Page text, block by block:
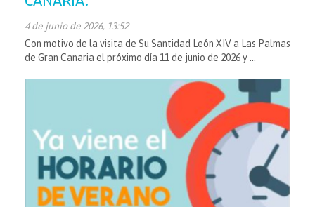
4 de junio de 2026, 13:52
Con motivo de la visita de Su Santidad León XIV a Las Palmas
de Gran Canaria el próximo día 11 de junio de 2026 y ...